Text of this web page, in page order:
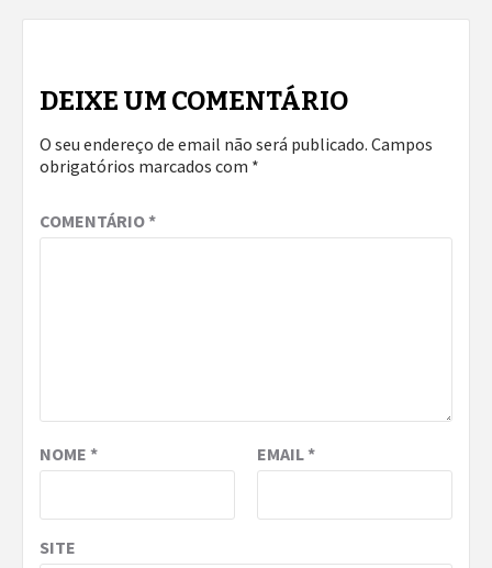
DEIXE UM COMENTÁRIO
O seu endereço de email não será publicado. Campos
obrigatórios marcados com *
COMENTÁRIO*
NOME * EMAIL*
SITE